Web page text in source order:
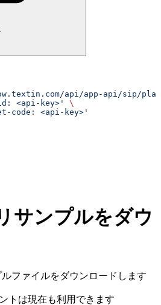
api/app-api/sip/
<api-key>'
\
code: <api-key>'
サンプルをダウ
ファイルをダウンロードします
トは現在も利用できます